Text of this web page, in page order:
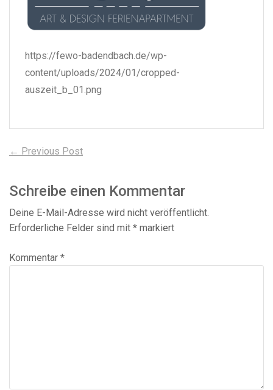
https://fewo-badendbach.de/wp-
content/uploads/2024/01/cropped-
auszeit_b_01.png
Beitragsnavigation
← Previous PostPrevious
Schreibe einen Kommentar
Deine E-Mail-Adresse wird nicht veröffentlicht.
Erforderliche Felder sind mit * markiert
Kommentar *